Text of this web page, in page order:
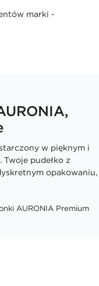
marki -
w pięknym i
pudełko z
opakowaniu,
AURONIA Premium